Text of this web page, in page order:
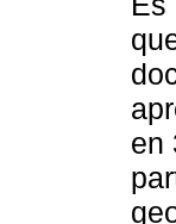
en